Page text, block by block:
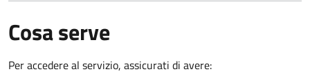
Cosa serve
Per accedere al servizio, assicurati di avere: